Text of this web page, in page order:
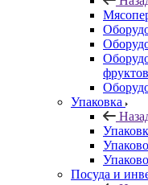
фруктов
Упаковка
Посуда и